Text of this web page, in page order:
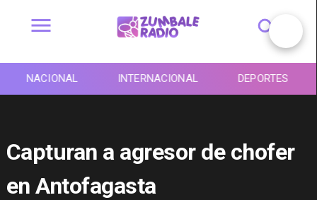
NACIONAL INTERNACIONAL DEPORTES
Capturan a agresor de chofer
en Antofagasta